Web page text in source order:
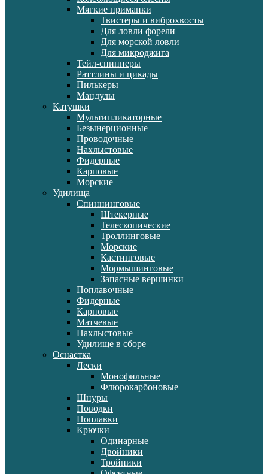
Мягкие приманки
Твистеры и виброхвосты
Для ловли форели
Для морской ловли
Для микроджига
Тейл-спиннеры
Раттлины и цикады
Пилькеры
Мандулы
Катушки
Мультипликаторные
Безынерционные
Проводочные
Нахлыстовые
Фидерные
Карповые
Морские
Удилища
Спиннинговые
Штекерные
Телескопические
Троллинговые
Морские
Кастинговые
Мормышинговые
Запасные вершинки
Поплавочные
Фидерные
Карповые
Матчевые
Нахлыстовые
Удилище в сборе
Оснастка
Лески
Монофильные
Флюрокарбоновые
Шнуры
Поводки
Поплавки
Крючки
Одинарные
Двойники
Тройники